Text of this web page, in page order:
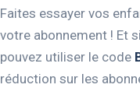
Faites essayer vos
votre abonnement ! Et
pouvez utiliser le code
réduction sur les